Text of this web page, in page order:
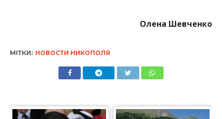
Олена Шевченко
МІТКИ: НОВОСТИ НИКОПОЛЯ